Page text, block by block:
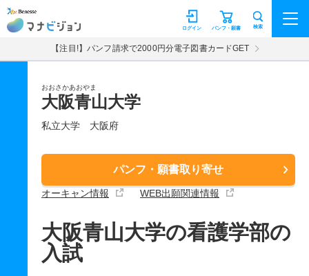
マナビジョン パンフ・願書
ログイン 検索
【注目!】パンフ請求で2000円分電子図書カードGET
おおさかあおやま
大阪青山大学
私立大学 大阪府
パンフ・願書取り寄せ
オーキャン情報 WEB出願関連情報
大阪青山大学の看護学部の
入試